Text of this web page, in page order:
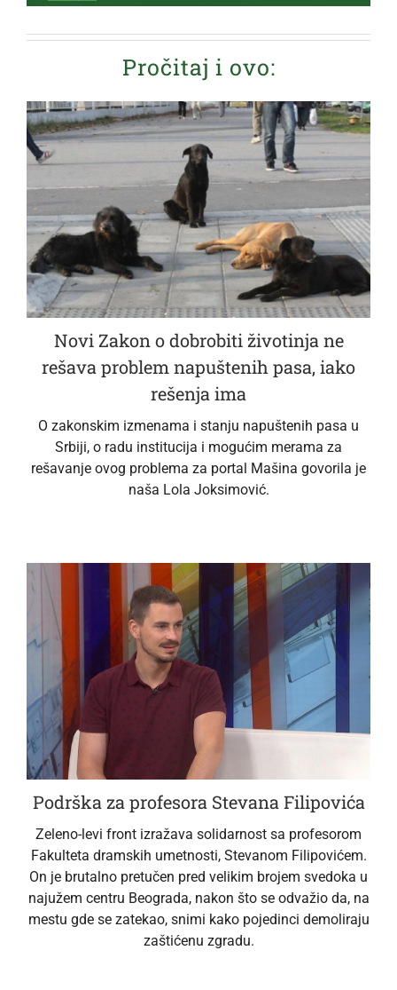
Pročitaj i ovo:
Novi Zakon o dobrobiti životinja ne
rešava problem napuštenih pasa, iako
rešenja ima
O zakonskim izmenama i stanju napuštenih pasa u
Srbiji, o radu institucija i mogućim merama za
rešavanje ovog problema za portal Mašina govorila je
naša Lola Joksimović.
Podrška za profesora Stevana Filipovića
Zeleno-levi front izražava solidarnost sa profesorom
Fakulteta dramskih umetnosti, Stevanom Filipovićem.
On je brutalno pretučen pred velikim brojem svedoka u
najužem centru Beograda, nakon što se odvažio da, na
mestu gde se zatekao, snimi kako pojedinci demoliraju
zaštićenu zgradu.